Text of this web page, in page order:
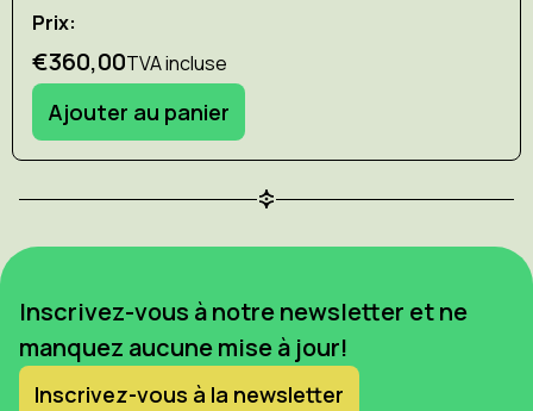
Prix:
€360,00TVA incluse
Ajouter au panier
Inscrivez-vous à notre newsletter et ne
manquez aucune mise à jour!
Inscrivez-vous à la newsletter